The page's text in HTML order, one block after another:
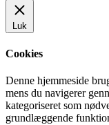
Luk
Cookies
Denne hjemmeside
mens du navigerer
kategoriseret som
grundlæggende